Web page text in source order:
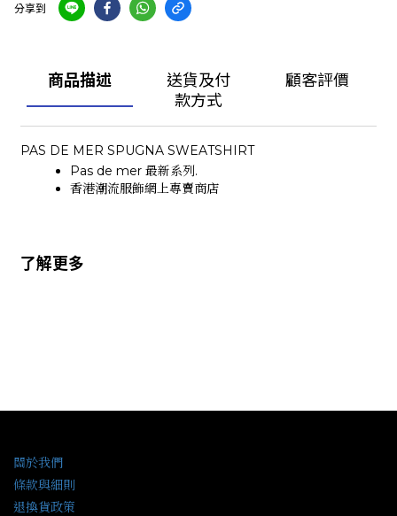
分享到
商品描述
送貨及付
款方式
顧客評價
PAS DE MER SPUGNA SWEATSHIRT
Pas de mer 最新系列.
香港潮流服飾網上專賣商店
了解更多
關於我們
條款與細則
退換貨政策